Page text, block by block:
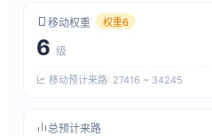
移动权重 权重6
6 级
移动预计来路: 27416 ~ 34245
总预计来路